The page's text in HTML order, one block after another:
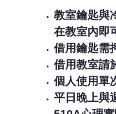
教室鑰匙與
在教室內即
借用鑰匙需
借用教室請
個人使用單
平日晚上與